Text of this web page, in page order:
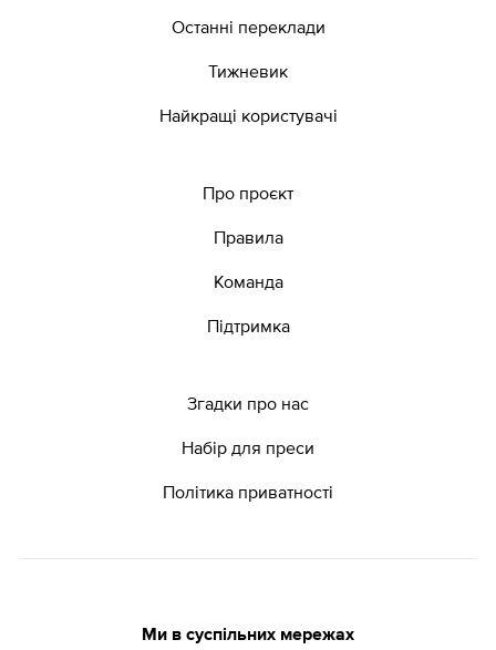
Останні переклади
Тижневик
Найкращі користувачі
Про проєкт
Правила
Команда
Підтримка
Згадки про нас
Набір для преси
Політика приватності
Ми в суспільних мережах